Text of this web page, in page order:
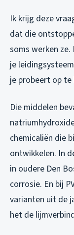
Ik krijg deze
dat die
soms werken ze.
je
je probeert op te
Die middelen
chemicaliën die
ontwikkelen. In
in oudere Den
corrosie. En bij
varianten uit de
het de